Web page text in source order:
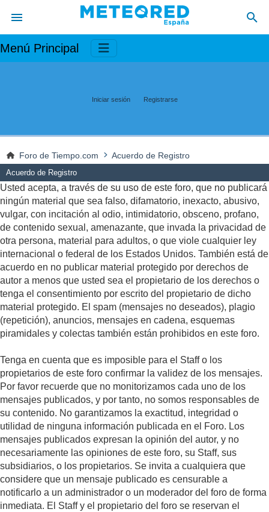
Menú Principal
Iniciar sesión Registrarse
Foro de Tiempo.com Acuerdo de Registro
Acuerdo de Registro
Usted acepta, a través de su uso de este foro, que no publicará
ningún material que sea falso, difamatorio, inexacto, abusivo,
vulgar, con incitación al odio, intimidatorio, obsceno, profano,
de contenido sexual, amenazante, que invada la privacidad de
otra persona, material para adultos, o que viole cualquier ley
internacional o federal de los Estados Unidos. También está de
acuerdo en no publicar material protegido por derechos de
autor a menos que usted sea el propietario de los derechos o
tenga el consentimiento por escrito del propietario de dicho
material protegido. El spam (mensajes no deseados), plagio
(repetición), anuncios, mensajes en cadena, esquemas
piramidales y colectas también están prohibidos en este foro.
Tenga en cuenta que es imposible para el Staff o los
propietarios de este foro confirmar la validez de los mensajes.
Por favor recuerde que no monitorizamos cada uno de los
mensajes publicados, y por tanto, no somos responsables de
su contenido. No garantizamos la exactitud, integridad o
utilidad de ninguna información publicada en el Foro. Los
mensajes publicados expresan la opinión del autor, y no
necesariamente las opiniones de este foro, su Staff, sus
subsidiarios, o los propietarios. Se invita a cualquiera que
considere que un mensaje publicado es censurable a
notificarlo a un administrador o un moderador del foro de forma
inmediata. El Staff y el propietario del foro se reservan el